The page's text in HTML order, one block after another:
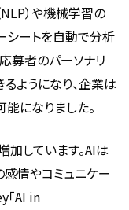
）や機械学習の
シートを自動で分析
募者のパーソナリ
ようになり、企業は
になりました。
加しています。AIは
情やコミュニケー
「AI in